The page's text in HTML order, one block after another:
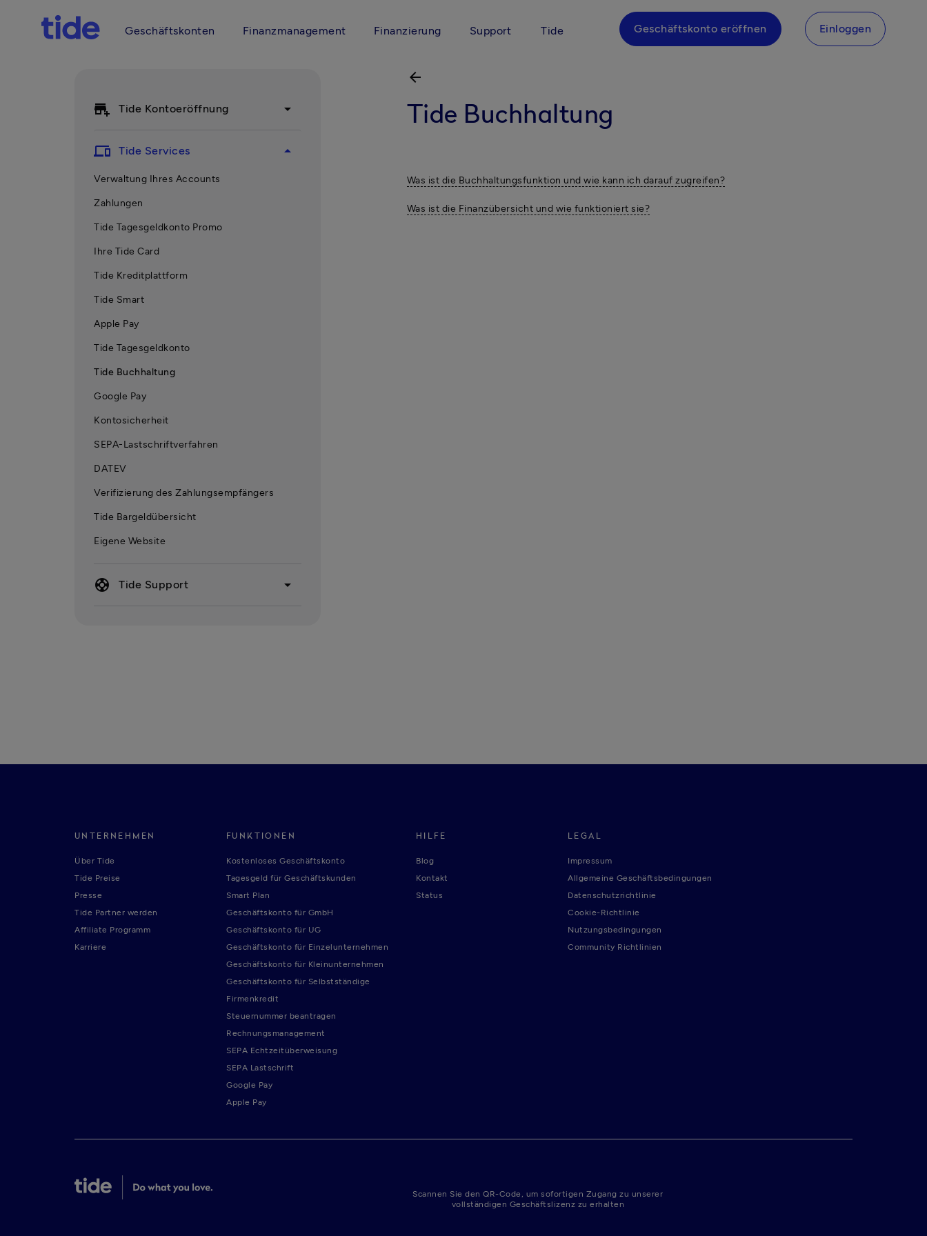
Geschäftskonten Finanzmanagement Finanzierung Support Tide Geschäftskonto eröffnen Einloggen
add_business Tide Kontoeröffnung arrow_drop_down
devices Tide Services arrow_drop_up
Verwaltung Ihres Accounts
Zahlungen
Tide Tagesgeldkonto Promo
Ihre Tide Card
Tide Kreditplattform
Tide Smart
Apple Pay
Tide Tagesgeldkonto
Tide Buchhaltung
Google Pay
Kontosicherheit
SEPA-Lastschriftverfahren
DATEV
Verifizierung des Zahlungsempfängers
Tide Bargeldübersicht
Eigene Website
support Tide Support arrow_drop_down
arrow_back
Tide Buchhaltung
Was ist die Buchhaltungsfunktion und wie kann ich darauf zugreifen?
Was ist die Finanzübersicht und wie funktioniert sie?
UNTERNEHMEN
Über Tide
Tide Preise
Presse
Tide Partner werden
Affiliate Programm
Karriere
FUNKTIONEN
Kostenloses Geschäftskonto
Tagesgeld für Geschäftskunden
Smart Plan
Geschäftskonto für GmbH
Geschäftskonto für UG
Geschäftskonto für Einzelunternehmen
Geschäftskonto für Kleinunternehmen
Geschäftskonto für Selbstständige
Firmenkredit
Steuernummer beantragen
Rechnungsmanagement
SEPA Echtzeitüberweisung
SEPA Lastschrift
Google Pay
Apple Pay
HILFE
Blog
Kontakt
Status
LEGAL
Impressum
Allgemeine Geschäftsbedingungen
Datenschutzrichtlinie
Cookie-Richtlinie
Nutzungsbedingungen
Community Richtlinien
Scannen Sie den QR-Code, um sofortigen Zugang zu unserer
vollständigen Geschäftslizenz zu erhalten